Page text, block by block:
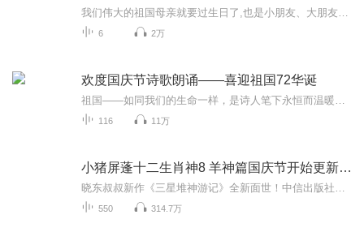
6 2万
欢度国庆节诗歌朗诵——喜迎祖国72华诞
116 11万
小猪屏蓬十二生肖神8 羊神篇国庆节开始更新啦！
550 314.7万